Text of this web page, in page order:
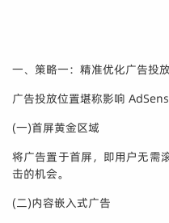
一、策略一：精准优化广告投
广告投放位置堪称影响
(一)首屏黄金区域
将广告置于首屏，即用户无需
击的机会。
(二)内容嵌入式广告